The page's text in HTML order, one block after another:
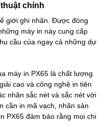
chính
giới ghi nhãn. Được đóng
máy in này cung cấp
cầu của ngay cả những dự
máy in PX65 là chất lượng
cao và công nghệ in tiên
nhãn sắc nét và sắc nét với
cần in mã vạch, nhãn sản
PX65 đảm bảo rằng mọi chi